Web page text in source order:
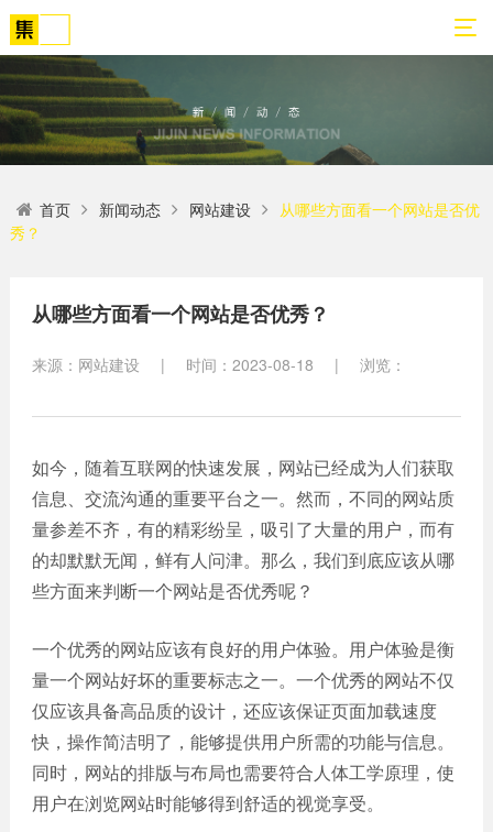
01
关
于
们
公
简
荣
誉
资
质
集
化
我
们
的
客
户
02
网
划
法
03
解
案
高端
建设
序开
发
微信
定制
APP
服务
电商
网站
建设
生物
医药
网站
04
营
化
05
案
网站
案例
生物
医疗
教育
培训
机械
制造
能源
化工
IT科
技
06
新
建
网
站
设
计
题
小
程
序
首页 新闻动态 网站建设
从哪些方面看一个网站是否优
秀？
从哪些方面看一个网站是否优秀？
来源：网站建设 | 时间：2023-08-18 | 浏览：
如今，随着互联网的快速发展，网站已经成为人们获取
信息、交流沟通的重要平台之一。然而，不同的网站质
量参差不齐，有的精彩纷呈，吸引了大量的用户，而有
的却默默无闻，鲜有人问津。那么，我们到底应该从哪
些方面来判断一个网站是否优秀呢？
一个优秀的网站应该有良好的用户体验。用户体验是衡
量一个网站好坏的重要标志之一。一个优秀的网站不仅
仅应该具备高品质的设计，还应该保证页面加载速度
快，操作简洁明了，能够提供用户所需的功能与信息。
同时，网站的排版与布局也需要符合人体工学原理，使
用户在浏览网站时能够得到舒适的视觉享受。